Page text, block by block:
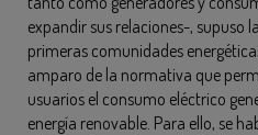
expandir sus relaciones-, supuso
primeras comunidades
amparo de la normativa que
usuarios el consumo eléctrico
energía renovable. Para ello, se